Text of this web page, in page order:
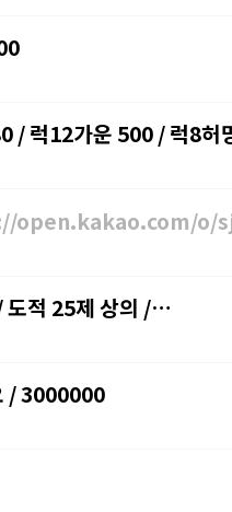
의 3700
/ 럭12가운 500 / 럭8허
o/
open.kakao.com/o/
도적 25제 상의 /
70~100제 신발 합7 = 200 / 합8 = 300 삽니다. 오픈 톡 주세요 / 3000000